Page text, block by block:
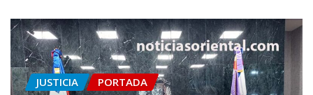
JUSTICIA PORTADA